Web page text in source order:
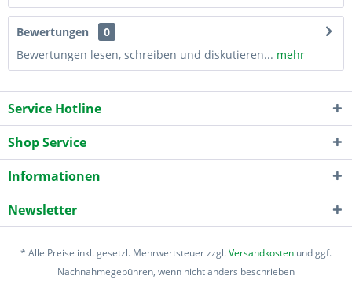
Bewertungen
0
Bewertungen lesen, schreiben und diskutieren... mehr
Service Hotline
Shop Service
Informationen
Newsletter
* Alle Preise inkl. gesetzl. Mehrwertsteuer zzgl.Versandkosten und ggf.
Nachnahmegebühren, wenn nicht anders beschrieben